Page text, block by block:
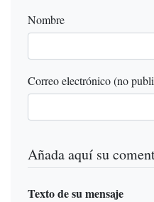
Nombre
Correo electrónico (no
Añada aquí su
Texto de su mensaje